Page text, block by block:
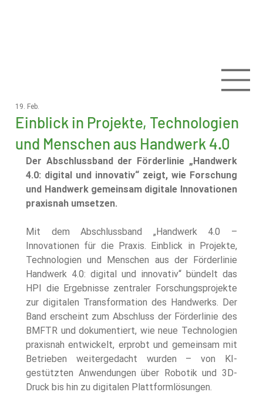
Einblick in Projekte, Technologien
und Menschen aus Handwerk 4.0
19. Feb.
Der Abschlussband der Förderlinie „Handwerk
4.0: digital und innovativ“ zeigt, wie Forschung
und Handwerk gemeinsam digitale Innovationen
praxisnah umsetzen.
Mit dem Abschlussband „Handwerk 4.0 –
Innovationen für die Praxis. Einblick in Projekte,
Technologien und Menschen aus der Förderlinie
Handwerk 4.0: digital und innovativ“ bündelt das
HPI die Ergebnisse zentraler Forschungsprojekte
zur digitalen Transformation des Handwerks. Der
Band erscheint zum Abschluss der Förderlinie des
BMFTR und dokumentiert, wie neue Technologien
praxisnah entwickelt, erprobt und gemeinsam mit
Betrieben weitergedacht wurden – von KI-
gestützten Anwendungen über Robotik und 3D-
Druck bis hin zu digitalen Plattformlösungen.